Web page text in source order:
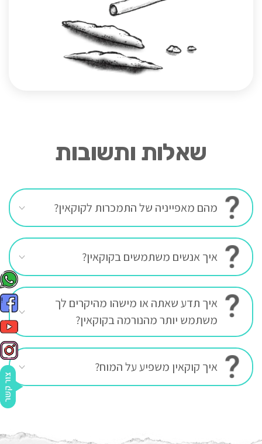
שאלות ותשובות
מהם מאפייניה של התמכרות לקוקאין?
איך אנשים משתמשים בקוקאין?
איך תדע שאתה או מישהו מהיקרים לך
משתמש יותר מהנורמה בקוקאין?
איך קוקאין משפיע על המוח?